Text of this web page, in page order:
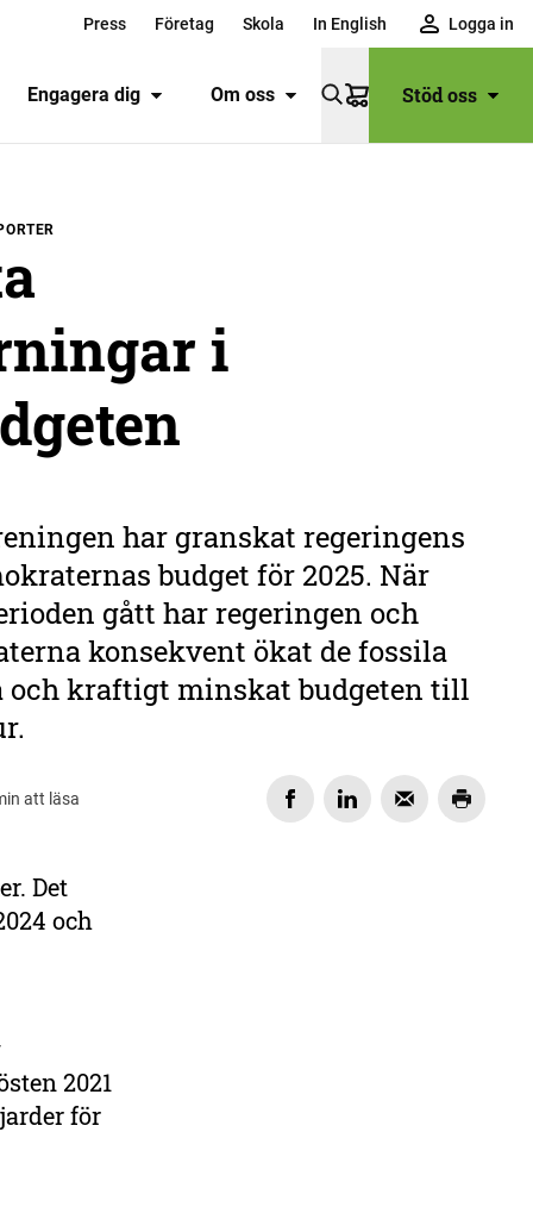
Press Företag Skola In English Logga in
Engagera dig Om oss
VarukorgStöd oss
i
har granskat regeringens
budget för 2025. När
gått har regeringen och
konsekvent ökat de fossila
och kraftigt minskat budgeten till
att läsa
Det
och
2021
för